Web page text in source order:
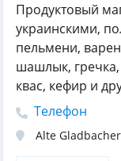
Продуктовый
украинскими,
пельмени,
шашлык,
квас, кефир и
Телефон
Alte